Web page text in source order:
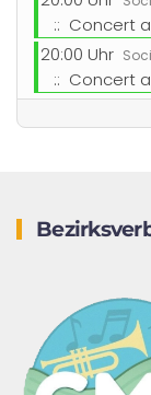
:: Concert
20:00 Uhr
:: Concert